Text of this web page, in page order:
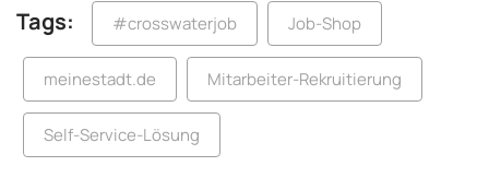
Tags: #crosswaterjob Job-Shop
meinestadt.de Mitarbeiter-Rekruitierung
Self-Service-Lösung